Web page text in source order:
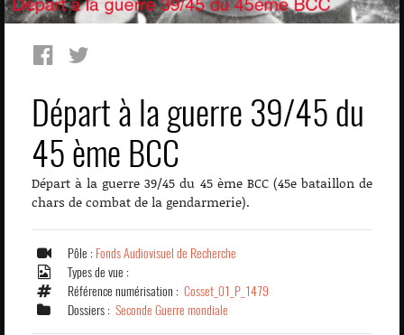
Départ à la guerre 39/45 du
45 ème BCC
Départ à la guerre 39/45 du 45 ème BCC (45e bataillon de
chars de combat de la gendarmerie).
Pôle : Fonds Audiovisuel de Recherche
Types de vue :
Référence numérisation : Cosset_01_P_1479
Dossiers : Seconde Guerre mondiale